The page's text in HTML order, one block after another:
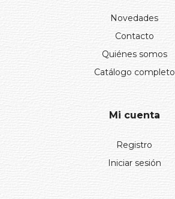
Novedades
Contacto
Quiénes somos
Catálogo completo
Mi cuenta
Registro
Iniciar sesión